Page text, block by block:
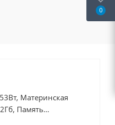
Материнская
Память
0